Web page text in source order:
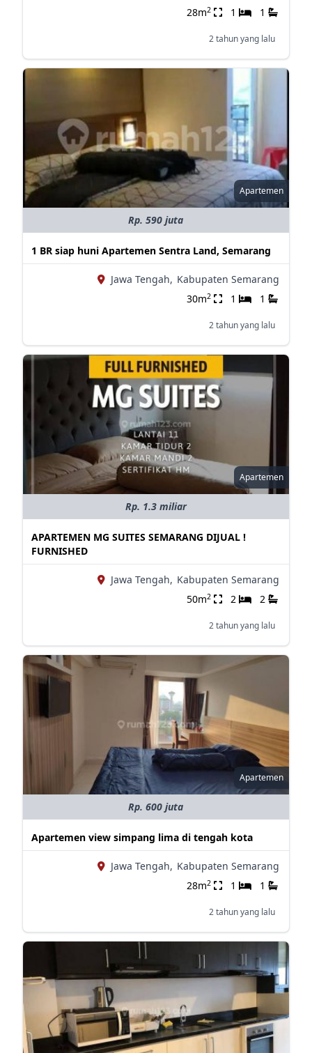
28m2 1 1
2 tahun yang lalu
Apartemen
Rp. 590 juta
1 BR siap huni Apartemen Sentra Land, Semarang
Jawa Tengah, Kabupaten Semarang
30m2 1 1
2 tahun yang lalu
Apartemen
Rp. 1.3 miliar
APARTEMEN MG SUITES SEMARANG DIJUAL !
FURNISHED
Jawa Tengah, Kabupaten Semarang
50m2 2 2
2 tahun yang lalu
Apartemen
Rp. 600 juta
Apartemen view simpang lima di tengah kota
Jawa Tengah, Kabupaten Semarang
28m2 1 1
2 tahun yang lalu